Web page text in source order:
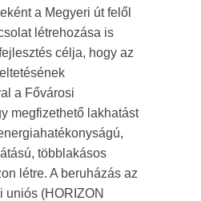
a Megyeri út felől
létrehozása is
célja, hogy az
a Fővárosi
megfizethető lakhatást
többlakásos
létre. A beruházás az
uniós (HORIZON